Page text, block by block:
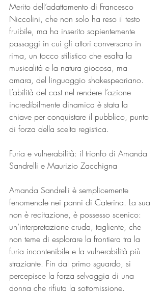
Merito dell’adattamento di Francesco
Niccolini, che non solo ha reso il testo
fruibile, ma ha inserito sapientemente
passaggi in cui gli attori conversano in
rima, un tocco stilistico che esalta la
musicalità e la natura giocosa, ma
amara, del linguaggio shakespeariano.
L’abilità del cast nel rendere l’azione
incredibilmente dinamica è stata la
chiave per conquistare il pubblico, punto
di forza della scelta registica.
Furia e vulnerabilità: il trionfo di Amanda
Sandrelli e Maurizio Zacchigna
Amanda Sandrelli è semplicemente
fenomenale nei panni di Caterina. La sua
non è recitazione, è possesso scenico:
un’interpretazione cruda, tagliente, che
non teme di esplorare la frontiera tra la
furia incontenibile e la vulnerabilità più
straziante. Fin dal primo sguardo, si
percepisce la forza selvaggia di una
donna che rifiuta la sottomissione.